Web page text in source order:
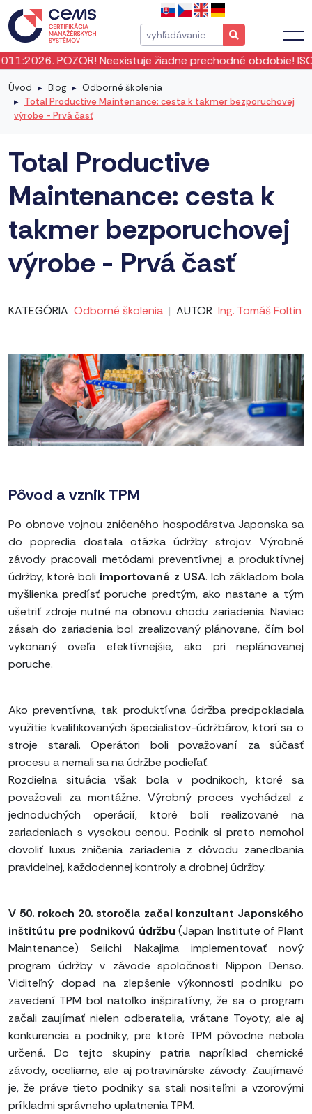
Neexistuje žiadne prechodné obdobie! ISO
Úvod Blog
Odborné školenia
Total Productive Maintenance: cesta k takmer bezporuchovej
výrobe - Prvá časť
Total Productive
Maintenance: cesta k
takmer bezporuchovej
výrobe - Prvá časť
KATEGÓRIA Odborné školenia | AUTOR Ing. Tomáš Foltin
Pôvod a vznik TPM
Po obnove vojnou zničeného hospodárstva Japonska sa
do popredia dostala otázka údržby strojov. Výrobné
závody pracovali metódami preventívnej a produktívnej
údržby, ktoré boli importované z USA. Ich základom bola
myšlienka predísť poruche predtým, ako nastane a tým
ušetriť zdroje nutné na obnovu chodu zariadenia. Naviac
zásah do zariadenia bol zrealizovaný plánovane, čím bol
vykonaný oveľa efektívnejšie, ako pri neplánovanej
poruche.
Ako preventívna, tak produktívna údržba predpokladala
využitie kvalifikovaných špecialistov-údržbárov, ktorí sa o
stroje starali. Operátori boli považovaní za súčasť
procesu a nemali sa na údržbe podieľať.
Rozdielna situácia však bola v podnikoch, ktoré sa
považovali za montážne. Výrobný proces vychádzal z
jednoduchých operácií, ktoré boli realizované na
zariadeniach s vysokou cenou. Podnik si preto nemohol
dovoliť luxus zničenia zariadenia z dôvodu zanedbania
pravidelnej, každodennej kontroly a drobnej údržby.
V 50. rokoch 20. storočia začal konzultant Japonského
inštitútu pre podnikovú údržbu (Japan Institute of Plant
Maintenance) Seiichi Nakajima implementovať nový
program údržby v závode spoločnosti Nippon Denso.
Viditeľný dopad na zlepšenie výkonnosti podniku po
zavedení TPM bol natoľko inšpiratívny, že sa o program
začali zaujímať nielen odberatelia, vrátane Toyoty, ale aj
konkurencia a podniky, pre ktoré TPM pôvodne nebola
určená. Do tejto skupiny patria napríklad chemické
závody, oceliarne, ale aj potravinárske závody. Zaujímavé
je, že práve tieto podniky sa stali nositeľmi a vzorovými
príkladmi správneho uplatnenia TPM.